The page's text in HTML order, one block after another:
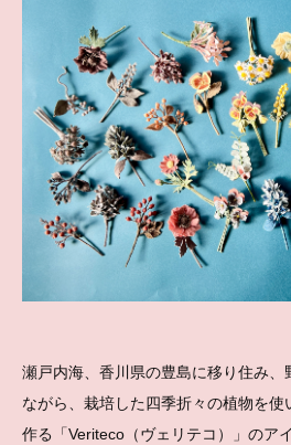
瀬戸内海、香川県の豊島に移り住み、
ながら、栽培した四季折々の植物を
作る「Veriteco（ヴェリテコ）」のア